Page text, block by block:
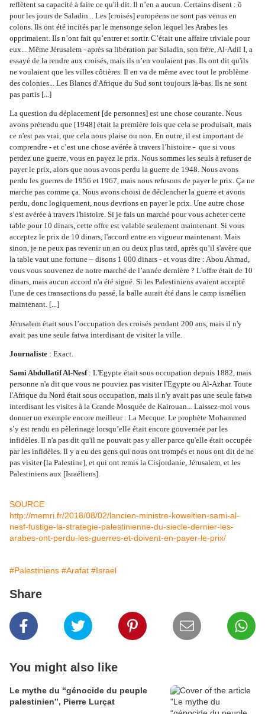
reflètent sa capacité à faire ce qu'il dit. Il n’en a aucun. Certains disent : ô
pour les jours de Saladin... Les [croisés] européens ne sont pas venus en
colons. Ils ont été incités par le mensonge selon lequel les Arabes les
opprimaient. Ils n’ont fait qu’entrer et sortir. C’était une affaire triviale pour
eux... Même Jérusalem - après sa libération par Saladin, son frère, Al-Adil I, a
essayé de la rendre aux croisés, mais ils n’en voulaient pas. Ils ont dit qu'ils
ne voulaient que les villes côtières. Il en va de même avec tout le problème
des colonies... Les Blancs d'Afrique du Sud sont toujours là-bas. Ils ne sont
pas partis [...]
La question du déplacement [de personnes] est une chose courante. Nous
avons prétendu que [1948] était la première fois que cela se produisait, mais
ce n'est pas vrai, que cela nous plaise ou non. En outre, il est important de
comprendre - et c’est une chose avérée à travers l’histoire -  que si vous
perdez une guerre, vous en payez le prix. Nous sommes les seuls à refuser de
payer le prix, alors que nous avons perdu la guerre de 1948. Nous avons
perdu les guerres de 1956 et 1967, mais nous refusons de payer le prix. Ça ne
marche pas comme ça. Nous avons choisi de déclencher la guerre et avons
perdu, donc logiquement, nous devrions en payer le prix. Une autre chose
s’est avérée à travers l'histoire. Si je fais un marché pour vous acheter cette
table pour 10 dinars, cette offre est valable seulement maintenant. Si vous
acceptez le prix de 10 dinars, l'accord entre en vigueur maintenant. Mais
sinon, je ne peux pas revenir un an ou deux plus tard, après qu’il s'avère que
la table vaut une fortune – disons 1 000 dinars - et vous dire : Abou Ahmad,
vous vous souvenez de notre marché de l’année dernière ? L'offre était de 10
dinars, mais aucun accord n'a été signé. Si les Palestiniens avaient accepté
l'une de ces transactions du passé, la balle aurait été dans le camp israélien
maintenant. [...]
Jérusalem était sous l’occupation des croisés pendant 200 ans, mais il n'y
avait pas une seule fatwa interdisant de visiter la ville.
Journaliste : Exact.
Sami Abdullatif Al-Nesf : L'Egypte était sous occupation depuis 1882, mais
personne n'a dit que vous ne pouviez pas visiter l'Egypte ou Al-Azhar. Toute
l'Afrique du Nord était sous occupation, mais il n'y avait pas une seule fatwa
interdisant les visites à la Grande Mosquée de Kairouan... Laissez-moi vous
donner un exemple encore meilleur : La Mecque. Le prophète Mohammed
s’y est rendu en pèlerinage lorsqu’elle était encore gouvernée par les
infidèles. Il n'a pas dit qu'il ne pouvait pas y aller parce qu'elle était occupée
par les infidèles. Il y a eu des gens qui nous ont trompés et nous ont dit de ne
pas visiter [la Palestine], et qui ont remis la Cisjordanie, Jérusalem, et les
Palestiniens aux [Israéliens].
SOURCE
http://memri.fr/2018/08/02/lancien-ministre-koweitien-sami-al-
nesf-fustige-la-strategie-palestinienne-du-siecle-dernier-les-
arabes-ont-perdu-les-guerres-et-doivent-en-payer-le-prix/
#Palestiniens #Arafat #Israel
Share
You might also like
Le mythe du “génocide du peuple
palestinien”, Pierre Lurçat